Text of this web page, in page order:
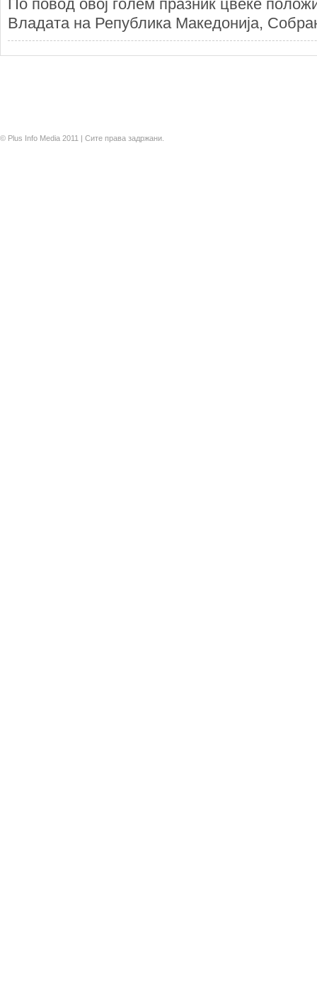
По повод овој голем празник цвеќе
Владата на Република Македонија,
© Plus Info Media 2011 | Сите права задржани.